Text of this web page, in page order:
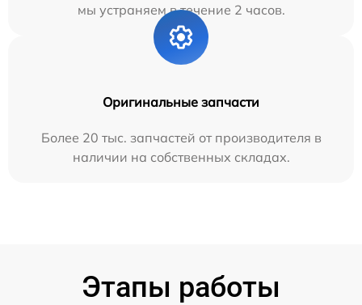
мы устраняем в течение 2 часов.
Оригинальные запчасти
Более 20 тыс. запчастей от производителя в
наличии на собственных складах.
Этапы работы